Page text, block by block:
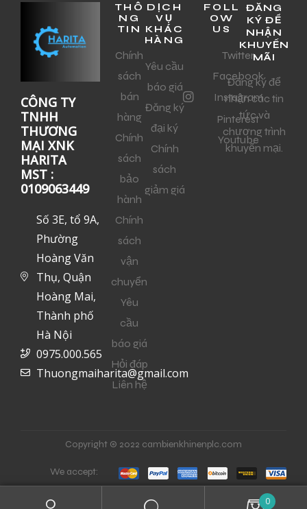
CÔNG TY
TNHH
THƯƠNG
MẠI XNK
HARITA
MST :
0109063449
Số 3E, tổ 9A,
Phường
Hoàng Văn
Thụ, Quận
Hoàng Mai,
Thành phố
Hà Nội
0975.000.565
Thuongmaiharita@gmail.com
THÔ
NG
TIN
Chính
sách
bán
hàng
Chính
sách
bảo
hành
Chính
sách
vận
chuyển
Yêu
cầu
báo giá
Hỏi đáp
Liên hệ
DỊCH
VỤ
KHÁC
HÀNG
Yêu cầu
báo giá
Đăng ký
đại ký
Chính
sách
giảm giá
FOLL
OW
US
Twitter
Facebook
Instagram
Pinterest
Youtube
ĐĂNG
KÝ ĐỂ
NHẬN
KHUYẾN
MÃI
Đăng ký để
nhận các tin
tức và
chương trình
khuyến mại.
Copyright © 2022 cambienkhinenplc.com
We accept:
0